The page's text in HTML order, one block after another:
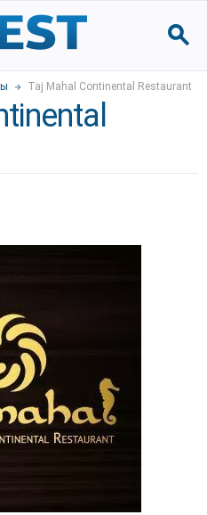
Taj Mahal Continental Restaurant